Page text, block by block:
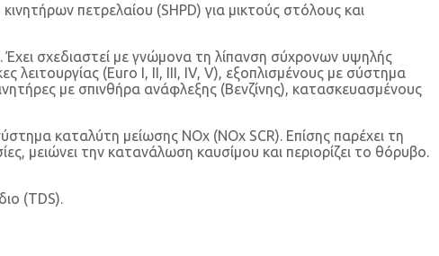
πετρελαίου (SHPD) για μικτούς στόλους και
Έχει σχεδιαστεί με γνώμονα τη λίπανση σύχρονων υψηλής
(Euro I, II, III, IV, V), εξοπλισμένους με σύστημα
με σπινθήρα ανάφλεξης (Βενζίνης), κατασκευασμένους
καταλύτη μείωσης NOx (NOx SCR). Επίσης παρέχει τη
μειώνει την κατανάλωση καυσίμου και περιορίζει το θόρυβο.
(TDS).